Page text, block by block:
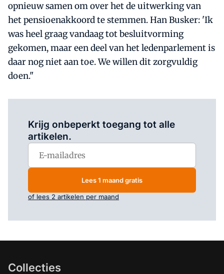
opnieuw samen om over het de uitwerking van
het pensioenakkoord te stemmen. Han Busker: 'Ik
was heel graag vandaag tot besluitvorming
gekomen, maar een deel van het ledenparlement is
daar nog niet aan toe. We willen dit zorgvuldig
doen."
Krijg onbeperkt toegang tot alle
artikelen.
Lees 1 maand gratis
of lees 2 artikelen per maand
Collecties